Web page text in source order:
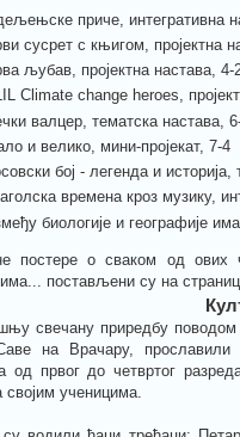
приче, интегративна
сусрет с књигом, пројектна
љубав, пројектна настава, 4-
Climate change heroes,
валцер, тематска настава,
и велико, мини-пројекат, 7-4
бој - легенда и
времена кроз музику,
биологије и географије
постере о сваком од
постављени су на
свечану приредбу
на Врачару,
од првог до четвртог
ученицима.